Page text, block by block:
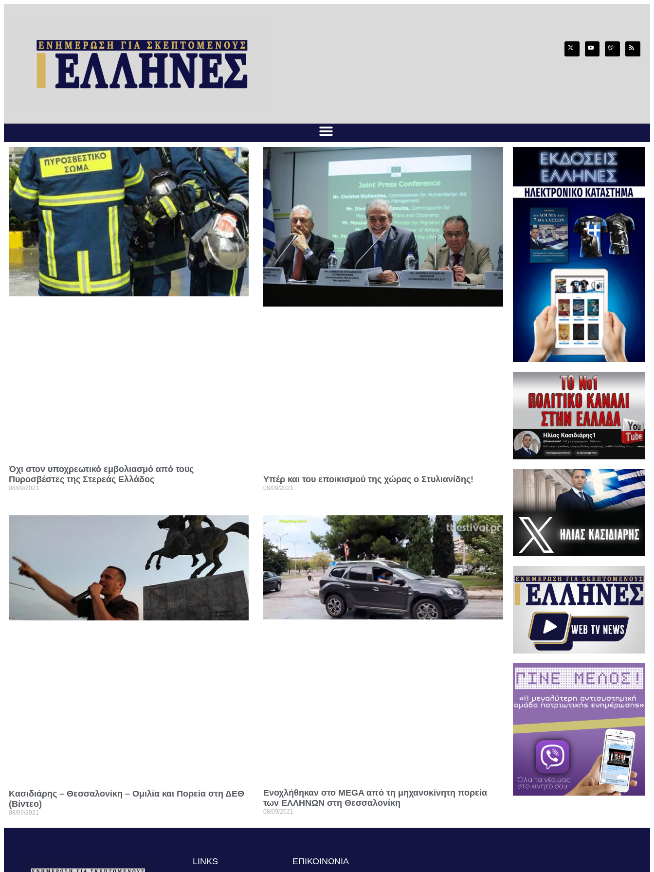
Όχι στον υποχρεωτικό εμβολιασμό από τους
Πυροσβέστες της Στερεάς Ελλάδος
08/09/2021
Υπέρ και του εποικισμού της χώρας ο Στυλιανίδης!
08/09/2021
Κασιδιάρης – Θεσσαλονίκη – Ομιλία και Πορεία στη ΔΕΘ
(Βίντεο)
08/09/2021
Ενοχλήθηκαν στο MEGA από τη μηχανοκίνητη πορεία
των ΕΛΛΗΝΩΝ στη Θεσσαλονίκη
08/09/2021
LINKS ΕΠΙΚΟΙΝΩΝΙΑ